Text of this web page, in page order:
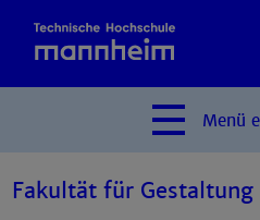
Menü
Fakultät für Gestaltung